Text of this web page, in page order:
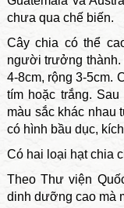
chưa qua chế biến.
Cây chia có thể
người trưởng thành.
4-8cm, rộng 3-5cm.
tím hoặc trắng.
màu sắc khác nhau
có hình bầu dục,
Có hai loại hạt chia
Theo Thư viện
dinh dưỡng cao mà